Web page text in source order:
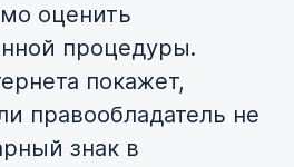
оценить
процедуры.
покажет,
правообладатель не
знак в